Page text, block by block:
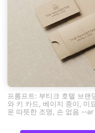
프롬프트: 부티크 호텔 브랜
와 키 카드, 베이지 종이, 미
운 따뜻한 조명, 손 없음 --